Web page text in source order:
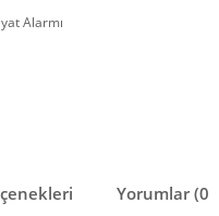
Alarmı
Yorumlar (0)